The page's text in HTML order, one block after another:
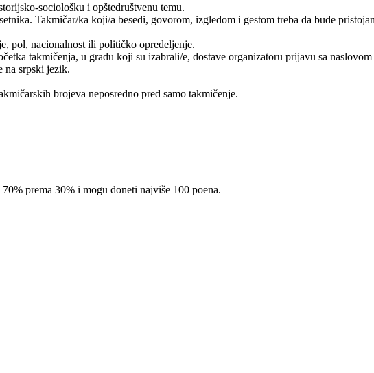
sociološku i opštedruštvenu temu.
Takmičar/ka koji/a besedi, govorom, izgledom i gestom treba da bude
pol, nacionalnost ili političko opredeljenje.
takmičenja, u gradu koji su izabrali/e, dostave organizatoru prijavu sa
na srpski jezik.
brojeva neposredno pred samo takmičenje.
prema 30% i mogu doneti najviše 100 poena.